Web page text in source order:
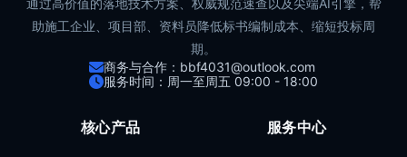
通过高价值的落地技术方案、权威规范速查以及尖端AI引擎，帮
助施工企业、项目部、资料员降低标书编制成本、缩短投标周
期。
商务与合作：bbf4031@outlook.com
服务时间：周一至周五 09:00 - 18:00
核心产品 服务中心